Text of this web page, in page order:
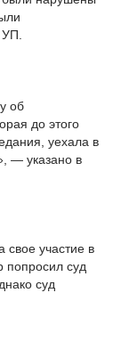
УП.
об
до этого
уехала в
— указано в
свое участие в
попросил суд
суд